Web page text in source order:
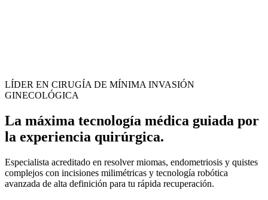
LÍDER EN CIRUGÍA DE MÍNIMA INVASIÓN
GINECOLÓGICA
La máxima tecnología médica guiada por
la experiencia quirúrgica.
Especialista acreditado en resolver miomas, endometriosis y quistes
complejos con incisiones milimétricas y tecnología robótica
avanzada de alta definición para tu rápida recuperación.